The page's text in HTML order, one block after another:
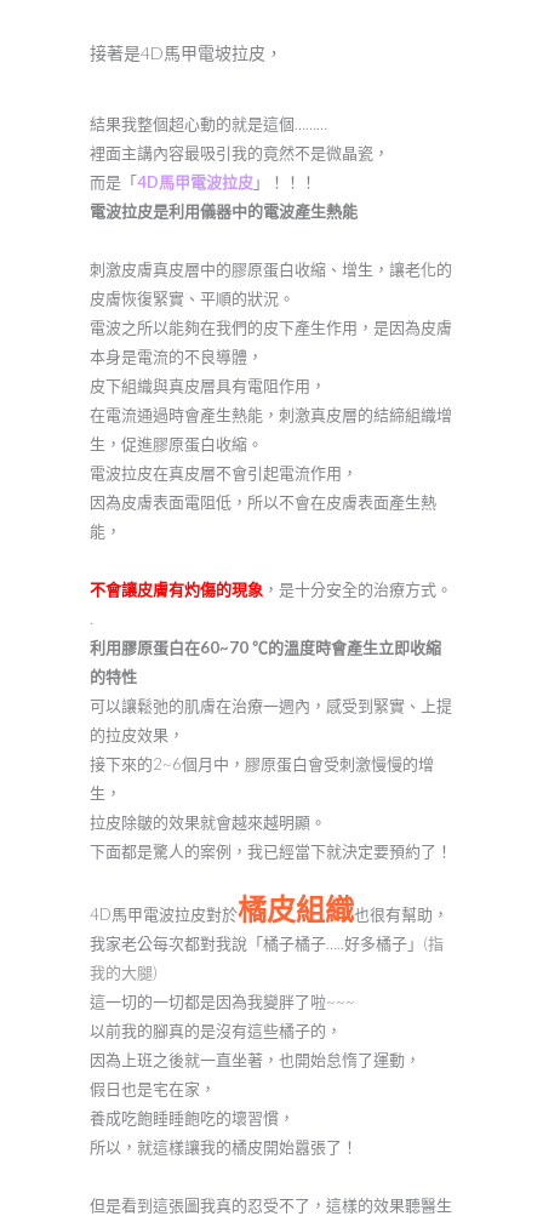
接著是4D馬甲電坡拉皮，
結果我整個超心動的就是這個………
裡面主講內容最吸引我的竟然不是微晶瓷，
而是「4D馬甲電波拉皮」！！！
電波拉皮是利用儀器中的電波產生熱能
刺激皮膚真皮層中的膠原蛋白收縮、增生，讓老化的
皮膚恢復緊實、平順的狀況。
電波之所以能夠在我們的皮下產生作用，是因為皮膚
本身是電流的不良導體，
皮下組織與真皮層具有電阻作用，
在電流通過時會產生熱能，刺激真皮層的結締組織增
生，促進膠原蛋白收縮。
電波拉皮在真皮層不會引起電流作用，
因為皮膚表面電阻低，所以不會在皮膚表面產生熱
能，
不會讓皮膚有灼傷的現象 ，是十分安全的治療方式。
利用膠原蛋白在60~70 ℃的溫度時會產生立即收縮
的特性
可以讓鬆弛的肌膚在治療一週內，感受到緊實、上提
的拉皮效果，
接下來的2~6個月中，膠原蛋白會受刺激慢慢的增
生，
拉皮除皺的效果就會越來越明顯。
下面都是驚人的案例，我已經當下就決定要預約了！
4D馬甲電波拉皮對於橘皮組織也很有幫助，
我家老公每次都對我說「橘子橘子…..好多橘子」 (指
我的大腿)
這一切的一切都是因為我變胖了啦~~~
以前我的腳真的是沒有這些橘子的，
因為上班之後就一直坐著，也開始怠惰了運動，
假日也是宅在家，
養成吃飽睡睡飽吃的壞習慣，
所以，就這樣讓我的橘皮開始囂張了！
但是看到這張圖我真的忍受不了，這樣的效果聽醫生